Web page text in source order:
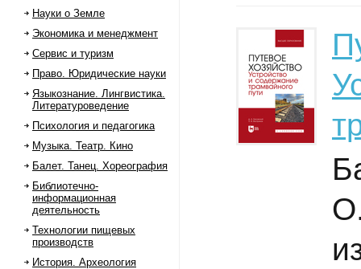
Науки о Земле
Экономика и менеджмент
Сервис и туризм
Право. Юридические науки
Языкознание. Лингвистика.
Литературоведение
Психология и педагогика
Музыка. Театр. Кино
Балет. Танец. Хореография
Библиотечно-
информационная
деятельность
Технологии пищевых
производств
История. Археология